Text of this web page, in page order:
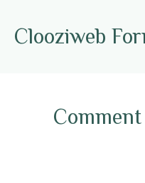
Clooziweb